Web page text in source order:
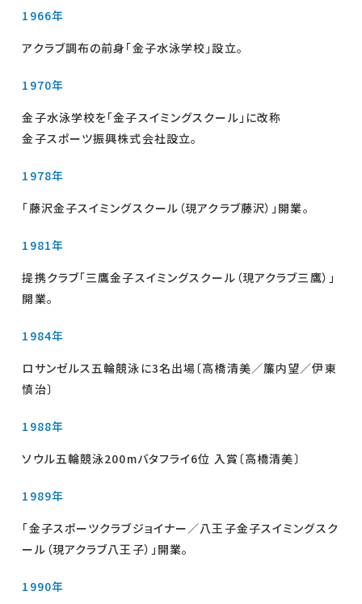
1966年
アクラブ調布の前身｢金子水泳学校｣設立。
1970年
金子水泳学校を「金子スイミングスクール」に改称
金子スポーツ振興株式会社設立。
1978年
「藤沢金子スイミングスクール（現アクラブ藤沢）」開業。
1981年
提携クラブ「三鷹金子スイミングスクール（現アクラブ三鷹）」
開業。
1984年
ロサンゼルス五輪競泳に3名出場〔高橋清美／簾内望／伊東
慎治〕
1988年
ソウル五輪競泳200mバタフライ6位 入賞〔高橋清美〕
1989年
「金子スポーツクラブジョイナー／八王子金子スイミングスク
ール（現アクラブ八王子）」開業。
1990年